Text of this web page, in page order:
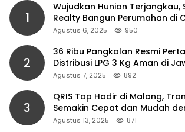
1
Wujudkan Hunian Terjangkau,
Realty Bangun Perumahan di
Agustus 6, 2025 950
2
36 Ribu Pangkalan Resmi
Distribusi LPG 3 Kg Aman di
Agustus 7, 2025 892
3
QRIS Tap Hadir di Malang,
Semakin Cepat dan Mudah
NFC
Agustus 13, 2025 871